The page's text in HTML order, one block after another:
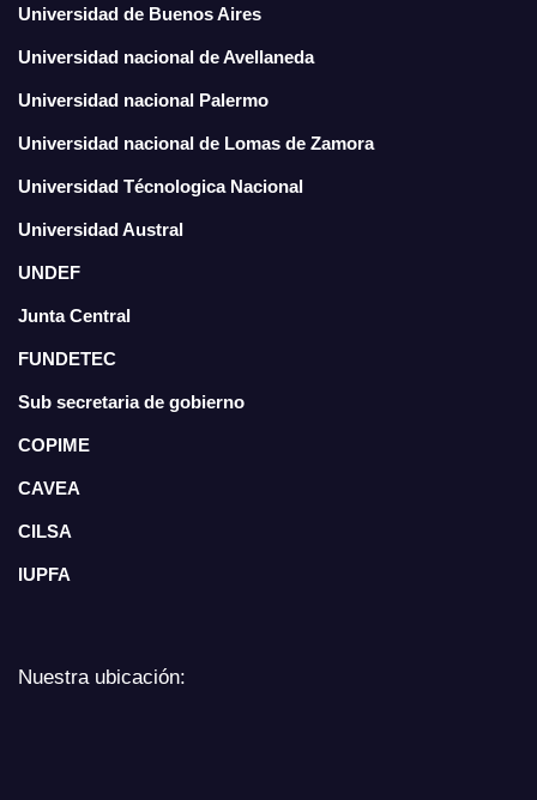
Universidad de Buenos Aires
Universidad nacional de Avellaneda
Universidad nacional Palermo
Universidad nacional de Lomas de Zamora
Universidad Técnologica Nacional
Universidad Austral
UNDEF
Junta Central
FUNDETEC
Sub secretaria de gobierno
COPIME
CAVEA
CILSA
IUPFA
Nuestra ubicación: